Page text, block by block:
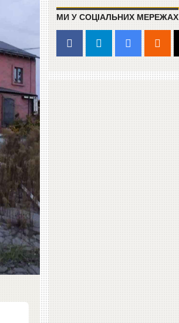
МИ У СОЦІАЛЬНИХ МЕРЕЖАХ